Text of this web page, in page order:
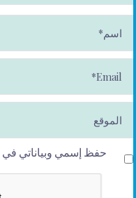
م
*
ai
l*
حفظ إسمي وبياناتي في